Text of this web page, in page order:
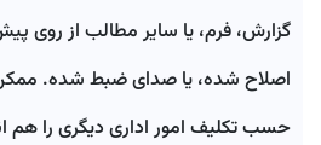
گزارش، فرم، یا سایر مطالب از روی
اصلاح شده، یا صدای ضبط شده.
حسب تکلیف امور اداری دیگری را هم